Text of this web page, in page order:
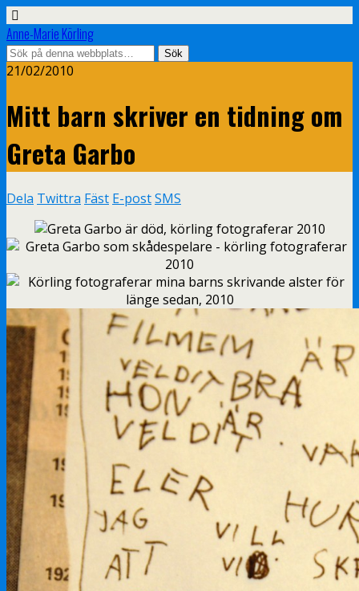
Anne-Marie Körling
21/02/2010
Mitt barn skriver en tidning om
Greta Garbo
Dela Twittra Fäst E-postSMS